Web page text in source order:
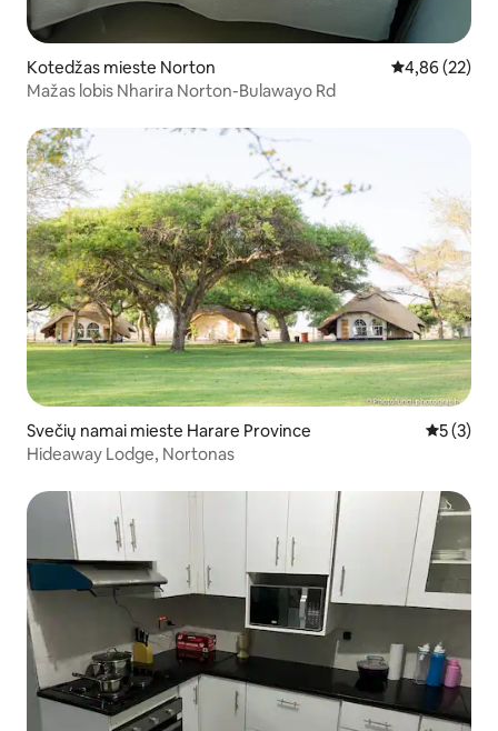
Kotedžas mieste Norton Vidutinis
4,86 (22)
Mažas lobis Nharira Norton-Bulawayo Rd
Svečių namai mieste Harare Province Vidutinis
5 (3)
Hideaway Lodge, Nortonas